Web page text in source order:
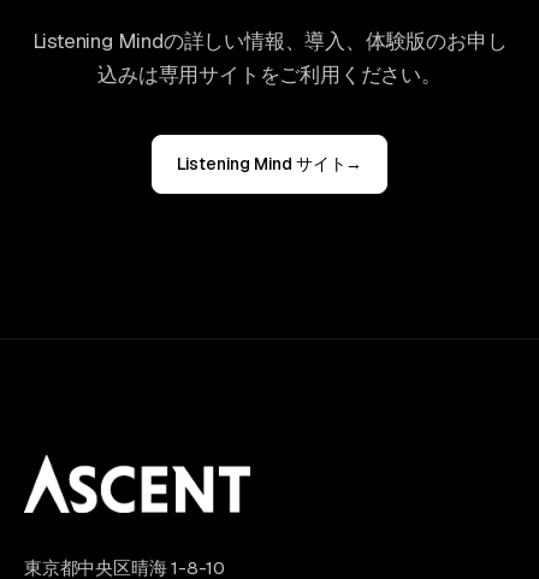
Listening Mindの詳しい情報、導入、体験版のお申し
込みは専用サイトをご利用ください。
Listening Mind サイト →
東京都中央区晴海 1-8-10